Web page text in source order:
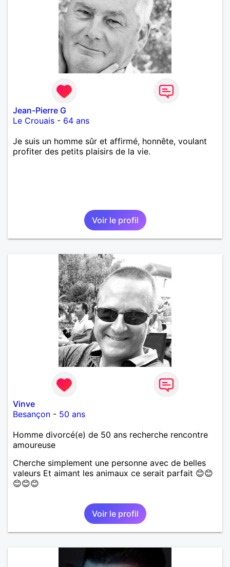
Jean-Pierre G
Le Crouais - 64 ans
Je suis un homme sûr et affirmé, honnête, voulant
profiter des petits plaisirs de la vie.
Voir le profil
Vinve
Besançon - 50 ans
Homme divorcé(e) de 50 ans recherche rencontre
amoureuse
Cherche simplement une personne avec de belles
valeurs Et aimant les animaux ce serait parfait 😊😊
😊😊😊
Voir le profil